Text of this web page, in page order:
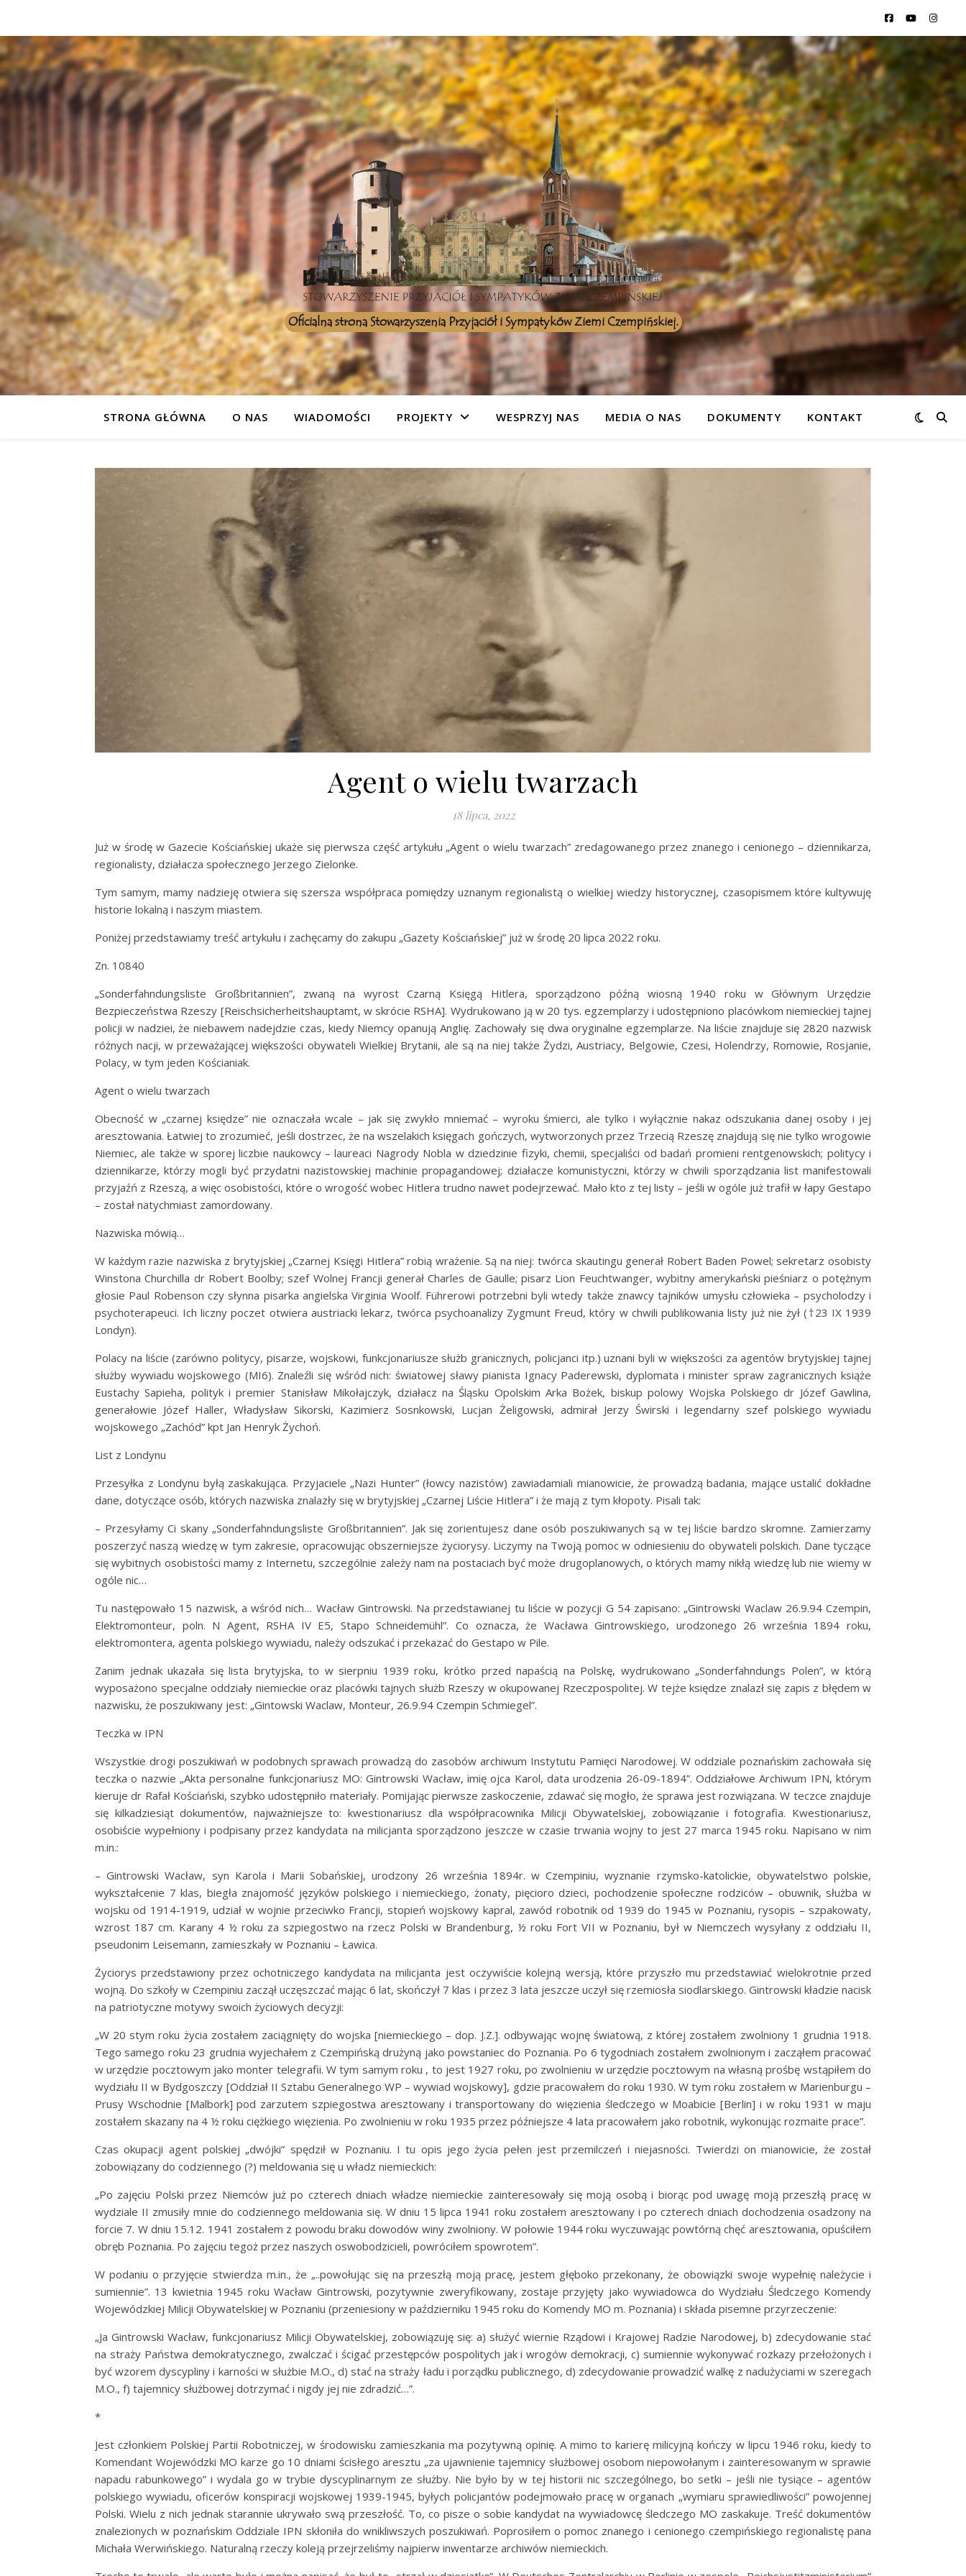
Oficialna strona Stowarzyszenia Przyjaciół i Sympatyków Ziemi Czempińskiej.
STRONA GŁÓWNA O NAS WIADOMOŚCI PROJEKTY WESPRZYJ NAS MEDIA O NAS DOKUMENTY KONTAKT
Agent o wielu twarzach
18 lipca, 2022
Już w środę w Gazecie Kościańskiej ukaże się pierwsza część artykułu „Agent o wielu twarzach” zredagowanego przez znanego i cenionego – dziennikarza,
regionalisty, działacza społecznego Jerzego Zielonke.
Tym samym, mamy nadzieję otwiera się szersza współpraca pomiędzy uznanym regionalistą o wielkiej wiedzy historycznej, czasopismem które kultywuję
historie lokalną i naszym miastem.
Poniżej przedstawiamy treść artykułu i zachęcamy do zakupu „Gazety Kościańskiej” już w środę 20 lipca 2022 roku.
Zn. 10840
„Sonderfahndungsliste Großbritannien”, zwaną na wyrost Czarną Księgą Hitlera, sporządzono późną wiosną 1940 roku w Głównym Urzędzie
Bezpieczeństwa Rzeszy [Reischsicherheitshauptamt, w skrócie RSHA]. Wydrukowano ją w 20 tys. egzemplarzy i udostępniono placówkom niemieckiej tajnej
policji w nadziei, że niebawem nadejdzie czas, kiedy Niemcy opanują Anglię. Zachowały się dwa oryginalne egzemplarze. Na liście znajduje się 2820 nazwisk
różnych nacji, w przeważającej większości obywateli Wielkiej Brytanii, ale są na niej także Żydzi, Austriacy, Belgowie, Czesi, Holendrzy, Romowie, Rosjanie,
Polacy, w tym jeden Kościaniak.
Agent o wielu twarzach
Obecność w „czarnej księdze” nie oznaczała wcale – jak się zwykło mniemać – wyroku śmierci, ale tylko i wyłącznie nakaz odszukania danej osoby i jej
aresztowania. Łatwiej to zrozumieć, jeśli dostrzec, że na wszelakich księgach gończych, wytworzonych przez Trzecią Rzeszę znajdują się nie tylko wrogowie
Niemiec, ale także w sporej liczbie naukowcy – laureaci Nagrody Nobla w dziedzinie fizyki, chemii, specjaliści od badań promieni rentgenowskich; politycy i
dziennikarze, którzy mogli być przydatni nazistowskiej machinie propagandowej; działacze komunistyczni, którzy w chwili sporządzania list manifestowali
przyjaźń z Rzeszą, a więc osobistości, które o wrogość wobec Hitlera trudno nawet podejrzewać. Mało kto z tej listy – jeśli w ogóle już trafił w łapy Gestapo
– został natychmiast zamordowany.
Nazwiska mówią…
W każdym razie nazwiska z brytyjskiej „Czarnej Księgi Hitlera” robią wrażenie. Są na niej: twórca skautingu generał Robert Baden Powel; sekretarz osobisty
Winstona Churchilla dr Robert Boolby; szef Wolnej Francji generał Charles de Gaulle; pisarz Lion Feuchtwanger, wybitny amerykański pieśniarz o potężnym
głosie Paul Robenson czy słynna pisarka angielska Virginia Woolf. Führerowi potrzebni byli wtedy także znawcy tajników umysłu człowieka – psycholodzy i
psychoterapeuci. Ich liczny poczet otwiera austriacki lekarz, twórca psychoanalizy Zygmunt Freud, który w chwili publikowania listy już nie żył (†23 IX 1939
Londyn).
Polacy na liście (zarówno politycy, pisarze, wojskowi, funkcjonariusze służb granicznych, policjanci itp.) uznani byli w większości za agentów brytyjskiej tajnej
służby wywiadu wojskowego (MI6). Znaleźli się wśród nich: światowej sławy pianista Ignacy Paderewski, dyplomata i minister spraw zagranicznych książe
Eustachy Sapieha, polityk i premier Stanisław Mikołajczyk, działacz na Śląsku Opolskim Arka Bożek, biskup polowy Wojska Polskiego dr Józef Gawlina,
generałowie Józef Haller, Władysław Sikorski, Kazimierz Sosnkowski, Lucjan Żeligowski, admirał Jerzy Świrski i legendarny szef polskiego wywiadu
wojskowego „Zachód” kpt Jan Henryk Żychoń.
List z Londynu
Przesyłka z Londynu byłą zaskakująca. Przyjaciele „Nazi Hunter” (łowcy nazistów) zawiadamiali mianowicie, że prowadzą badania, mające ustalić dokładne
dane, dotyczące osób, których nazwiska znalazły się w brytyjskiej „Czarnej Liście Hitlera” i że mają z tym kłopoty. Pisali tak:
– Przesyłamy Ci skany „Sonderfahndungsliste Großbritannien”. Jak się zorientujesz dane osób poszukiwanych są w tej liście bardzo skromne. Zamierzamy
poszerzyć naszą wiedzę w tym zakresie, opracowując obszerniejsze życiorysy. Liczymy na Twoją pomoc w odniesieniu do obywateli polskich. Dane tyczące
się wybitnych osobistości mamy z Internetu, szczególnie zależy nam na postaciach być może drugoplanowych, o których mamy nikłą wiedzę lub nie wiemy w
ogóle nic…
Tu następowało 15 nazwisk, a wśród nich… Wacław Gintrowski. Na przedstawianej tu liście w pozycji G 54 zapisano: „Gintrowski Waclaw 26.9.94 Czempin,
Elektromonteur, poln. N Agent, RSHA IV E5, Stapo Schneidemühl”. Co oznacza, że Wacława Gintrowskiego, urodzonego 26 września 1894 roku,
elektromontera, agenta polskiego wywiadu, należy odszukać i przekazać do Gestapo w Pile.
Zanim jednak ukazała się lista brytyjska, to w sierpniu 1939 roku, krótko przed napaścią na Polskę, wydrukowano „Sonderfahndungs Polen”, w którą
wyposażono specjalne oddziały niemieckie oraz placówki tajnych służb Rzeszy w okupowanej Rzeczpospolitej. W tejże księdze znalazł się zapis z błędem w
nazwisku, że poszukiwany jest: „Gintowski Waclaw, Monteur, 26.9.94 Czempin Schmiegel”.
Teczka w IPN
Wszystkie drogi poszukiwań w podobnych sprawach prowadzą do zasobów archiwum Instytutu Pamięci Narodowej. W oddziale poznańskim zachowała się
teczka o nazwie „Akta personalne funkcjonariusz MO: Gintrowski Wacław, imię ojca Karol, data urodzenia 26-09-1894”. Oddziałowe Archiwum IPN, którym
kieruje dr Rafał Kościański, szybko udostępniło materiały. Pomijając pierwsze zaskoczenie, zdawać się mogło, że sprawa jest rozwiązana. W teczce znajduje
się kilkadziesiąt dokumentów, najważniejsze to: kwestionariusz dla współpracownika Milicji Obywatelskiej, zobowiązanie i fotografia. Kwestionariusz,
osobiście wypełniony i podpisany przez kandydata na milicjanta sporządzono jeszcze w czasie trwania wojny to jest 27 marca 1945 roku. Napisano w nim
m.in.:
– Gintrowski Wacław, syn Karola i Marii Sobańskiej, urodzony 26 września 1894r. w Czempiniu, wyznanie rzymsko-katolickie, obywatelstwo polskie,
wykształcenie 7 klas, biegła znajomość języków polskiego i niemieckiego, żonaty, pięcioro dzieci, pochodzenie społeczne rodziców – obuwnik, służba w
wojsku od 1914-1919, udział w wojnie przeciwko Francji, stopień wojskowy kapral, zawód robotnik od 1939 do 1945 w Poznaniu, rysopis – szpakowaty,
wzrost 187 cm. Karany 4 ½ roku za szpiegostwo na rzecz Polski w Brandenburg, ½ roku Fort VII w Poznaniu, był w Niemczech wysyłany z oddziału II,
pseudonim Leisemann, zamieszkały w Poznaniu – Ławica.
Życiorys przedstawiony przez ochotniczego kandydata na milicjanta jest oczywiście kolejną wersją, które przyszło mu przedstawiać wielokrotnie przed
wojną. Do szkoły w Czempiniu zaczął uczęszczać mając 6 lat, skończył 7 klas i przez 3 lata jeszcze uczył się rzemiosła siodlarskiego. Gintrowski kładzie nacisk
na patriotyczne motywy swoich życiowych decyzji:
„W 20 stym roku życia zostałem zaciągnięty do wojska [niemieckiego – dop. J.Z.]. odbywając wojnę światową, z której zostałem zwolniony 1 grudnia 1918.
Tego samego roku 23 grudnia wyjechałem z Czempińską drużyną jako powstaniec do Poznania. Po 6 tygodniach zostałem zwolnionym i zacząłem pracować
w urzędzie pocztowym jako monter telegrafii. W tym samym roku , to jest 1927 roku, po zwolnieniu w urzędzie pocztowym na własną prośbę wstąpiłem do
wydziału II w Bydgoszczy [Oddział II Sztabu Generalnego WP – wywiad wojskowy], gdzie pracowałem do roku 1930. W tym roku zostałem w Marienburgu –
Prusy Wschodnie [Malbork] pod zarzutem szpiegostwa aresztowany i transportowany do więzienia śledczego w Moabicie [Berlin] i w roku 1931 w maju
zostałem skazany na 4 ½ roku ciężkiego więzienia. Po zwolnieniu w roku 1935 przez późniejsze 4 lata pracowałem jako robotnik, wykonując rozmaite prace”.
Czas okupacji agent polskiej „dwójki” spędził w Poznaniu. I tu opis jego życia pełen jest przemilczeń i niejasności. Twierdzi on mianowicie, że został
zobowiązany do codziennego (?) meldowania się u władz niemieckich:
„Po zajęciu Polski przez Niemców już po czterech dniach władze niemieckie zainteresowały się moją osobą i biorąc pod uwagę moją przeszłą pracę w
wydziale II zmusiły mnie do codziennego meldowania się. W dniu 15 lipca 1941 roku zostałem aresztowany i po czterech dniach dochodzenia osadzony na
forcie 7. W dniu 15.12. 1941 zostałem z powodu braku dowodów winy zwolniony. W połowie 1944 roku wyczuwając powtórną chęć aresztowania, opuściłem
obręb Poznania. Po zajęciu tegoż przez naszych oswobodzicieli, powróciłem spowrotem”.
W podaniu o przyjęcie stwierdza m.in., że „..powołując się na przeszłą moją pracę, jestem głęboko przekonany, że obowiązki swoje wypełnię należycie i
sumiennie”. 13 kwietnia 1945 roku Wacław Gintrowski, pozytywnie zweryfikowany, zostaje przyjęty jako wywiadowca do Wydziału Śledczego Komendy
Wojewódzkiej Milicji Obywatelskiej w Poznaniu (przeniesiony w październiku 1945 roku do Komendy MO m. Poznania) i składa pisemne przyrzeczenie:
„Ja Gintrowski Wacław, funkcjonariusz Milicji Obywatelskiej, zobowiązuję się: a) służyć wiernie Rządowi i Krajowej Radzie Narodowej, b) zdecydowanie stać
na straży Państwa demokratycznego, zwalczać i ścigać przestępców pospolitych jak i wrogów demokracji, c) sumiennie wykonywać rozkazy przełożonych i
być wzorem dyscypliny i karności w służbie M.O., d) stać na straży ładu i porządku publicznego, d) zdecydowanie prowadzić walkę z nadużyciami w szeregach
M.O., f) tajemnicy służbowej dotrzymać i nigdy jej nie zdradzić…”.
*
Jest członkiem Polskiej Partii Robotniczej, w środowisku zamieszkania ma pozytywną opinię. A mimo to karierę milicyjną kończy w lipcu 1946 roku, kiedy to
Komendant Wojewódzki MO karze go 10 dniami ścisłego aresztu „za ujawnienie tajemnicy służbowej osobom niepowołanym i zainteresowanym w sprawie
napadu rabunkowego” i wydala go w trybie dyscyplinarnym ze służby. Nie było by w tej historii nic szczególnego, bo setki – jeśli nie tysiące – agentów
polskiego wywiadu, oficerów konspiracji wojskowej 1939-1945, byłych policjantów podejmowało pracę w organach „wymiaru sprawiedliwości” powojennej
Polski. Wielu z nich jednak starannie ukrywało swą przeszłość. To, co pisze o sobie kandydat na wywiadowcę śledczego MO zaskakuje. Treść dokumentów
znalezionych w poznańskim Oddziale IPN skłoniła do wnikliwszych poszukiwań. Poprosiłem o pomoc znanego i cenionego czempińskiego regionalistę pana
Michała Werwińskiego. Naturalną rzeczy koleją przejrzeliśmy najpierw inwentarze archiwów niemieckich.